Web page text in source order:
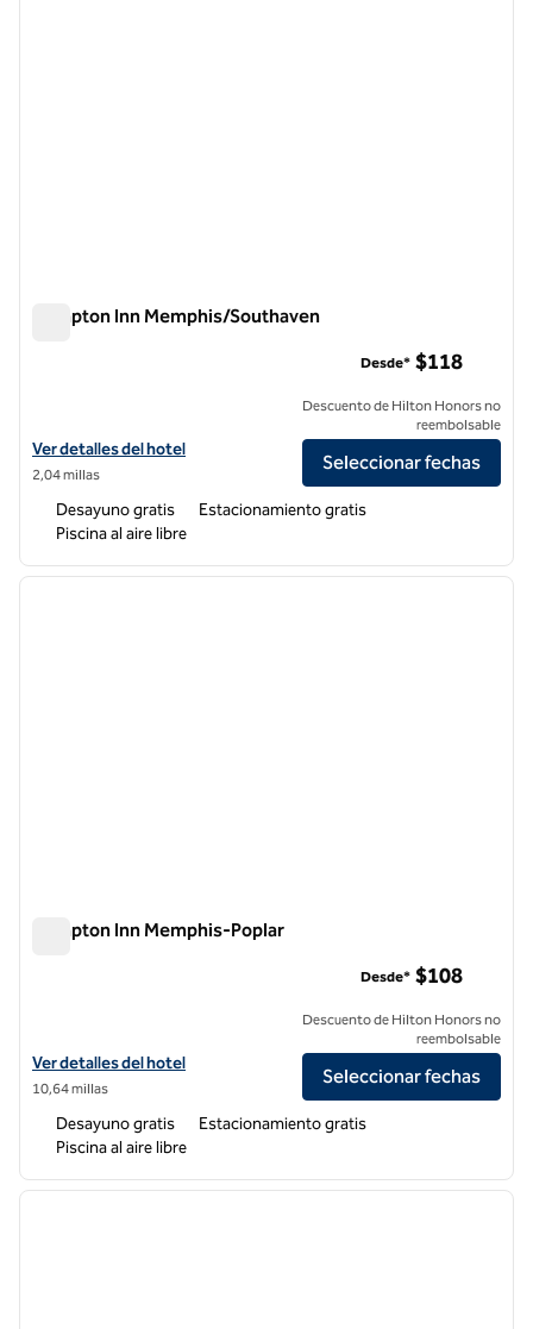
Hampton Inn Memphis/Southaven
Ver detalles del hotel Hampton Inn Memphis/Southaven
Ver detalles del hotel
2,04 millas
Desde* $118
Descuento de Hilton Honors no
reembolsable
Seleccionar fechas
Desayuno gratis
Estacionamiento gratis
Piscina al aire libre
1 de 12
Hampton Inn Memphis-Poplar
Ver detalles del hotel Hampton Inn Memphis-Poplar
Ver detalles del hotel
10,64 millas
Desde* $108
Descuento de Hilton Honors no
reembolsable
Seleccionar fechas
Desayuno gratis
Estacionamiento gratis
Piscina al aire libre
1 de 12